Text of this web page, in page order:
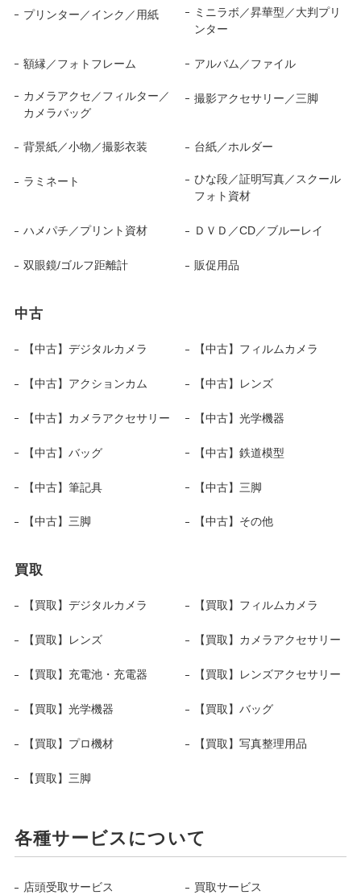
プリンター／インク／用紙
ミニラボ／昇華型／大判プリ
ンター
額縁／フォトフレーム アルバム／ファイル
カメラアクセ／フィルター／
カメラバッグ
撮影アクセサリー／三脚
背景紙／小物／撮影衣装 台紙／ホルダー
ラミネート
ひな段／証明写真／スクール
フォト資材
ハメパチ／プリント資材 ＤＶＤ／CD／ブルーレイ
双眼鏡/ゴルフ距離計 販促用品
中古
【中古】デジタルカメラ 【中古】フィルムカメラ
【中古】アクションカム 【中古】レンズ
【中古】カメラアクセサリー 【中古】光学機器
【中古】バッグ 【中古】鉄道模型
【中古】筆記具 【中古】三脚
【中古】三脚 【中古】その他
買取
【買取】デジタルカメラ 【買取】フィルムカメラ
【買取】レンズ 【買取】カメラアクセサリー
【買取】充電池・充電器 【買取】レンズアクセサリー
【買取】光学機器 【買取】バッグ
【買取】プロ機材 【買取】写真整理用品
【買取】三脚
各種サービスについて
店頭受取サービス 買取サービス